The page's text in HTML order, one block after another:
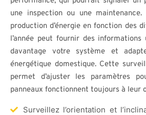
une inspection ou une
production d’énergie en fonction des
l’année peut fournir des
davantage votre système et
énergétique domestique. Cette
permet d’ajuster les paramètres
panneaux fonctionnent toujours à leur
Surveillez l’orientation et